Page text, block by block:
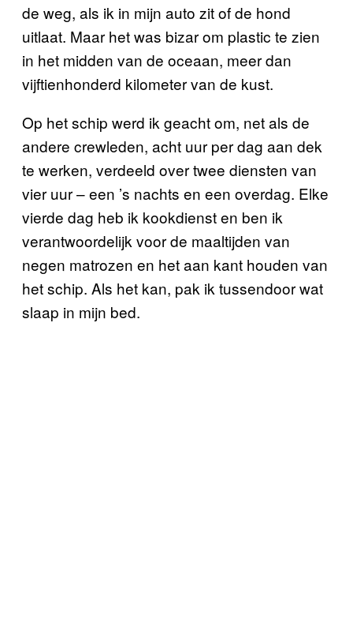
de weg, als ik in mijn auto zit of de hond
uitlaat. Maar het was bizar om plastic te zien
in het midden van de oceaan, meer dan
vijftienhonderd kilometer van de kust.
Op het schip werd ik geacht om, net als de
andere crewleden, acht uur per dag aan dek
te werken, verdeeld over twee diensten van
vier uur – een ’s nachts en een overdag. Elke
vierde dag heb ik kookdienst en ben ik
verantwoordelijk voor de maaltijden van
negen matrozen en het aan kant houden van
het schip. Als het kan, pak ik tussendoor wat
slaap in mijn bed.